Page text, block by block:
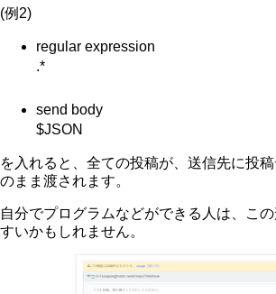
(例2)
regular expression
.*
send body
$JSON
を入れると、全ての投稿が、送信先に投
のまま渡されます。
自分でプログラムなどができる人は、こ
すいかもしれません。